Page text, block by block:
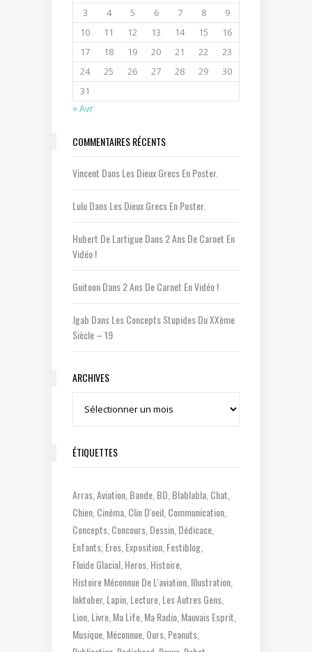
3
4 5 6 7 8
9
10
11 12 13 14 15
16
17
18 19 20 21 22
23
24
25 26 27 28 29
30
31
« Avr
COMMENTAIRES RÉCENTS
Vincent DansLes Dieux Grecs En Poster.
LuluDansLes Dieux Grecs En Poster.
Hubert De LartigueDans2 Ans De Carnet En
Vidéo !
GuitoonDans2 Ans De Carnet En Vidéo !
Jgab DansLes Concepts Stupides Du XXème
Siècle – 19
ARCHIVES
Archives
ÉTIQUETTES
Arras Aviation Bande BD Blablabla Chat
Chien Cinéma Clin D'oeil Communication
Concepts Concours Dessin Dédicace
Enfants Eros Exposition Festiblog
Fluide Glacial Heros Histoire
Histoire Méconnue De L'aviation Illustration
Inktober Lapin Lecture Les Autres Gens
Lion Livre Ma Life Ma Radio Mauvais Esprit
Musique Méconnue Ours Peanuts